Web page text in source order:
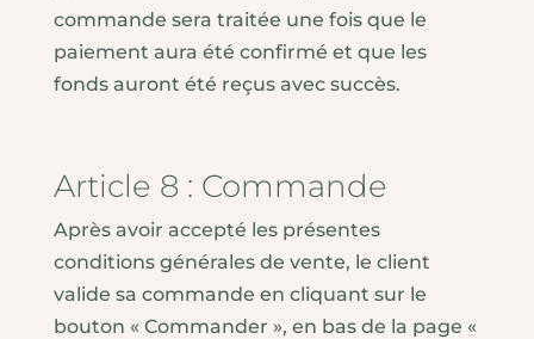
commande sera traitée une fois que le
paiement aura été confirmé et que les
fonds auront été reçus avec succès.
Article 8 : Commande
Après avoir accepté les présentes
conditions générales de vente, le client
valide sa commande en cliquant sur le
bouton « Commander », en bas de la page «